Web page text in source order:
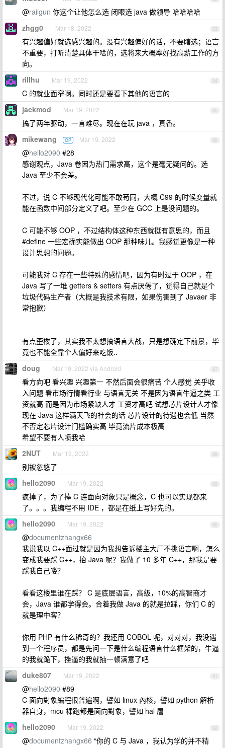
@railgun 你这个让他怎么选 闭眼选 java 做领导 哈哈哈哈
83
zhgg0 Mar 18, 2022
有兴趣偏好就选感兴趣的。没有兴趣偏好的话，不要瞎选；语言
不重要，打听清楚具体干啥的，选将来大概率好找高薪工作的方
向。
84
rillhu Mar 19, 2022
C 的就业面窄啊。同时还是要看下其他的语言的
85
jackmod Mar 19, 2022
搞了两年驱动，一言难尽。现在在玩 java ，真香。
86
mikewang OP Mar 19, 2022
@hello2090 #28
感谢观点，Java 卷因为热门需求高，这个是毫无疑问的。选
Java 至少不会差。
不过，说 C 不够现代化可能不敢苟同，大概 C99 的时候变量就
能在函数中间部分定义了吧。至少在 GCC 上是没问题的。
C 可能不够 OOP ，不过结构体这种东西就挺有意思的，而且
#define 一些宏确实能做出 OOP 那种味儿。我感觉更像是一种
设计思想的问题。
可能我对 C 存在一些特殊的感情吧，因为有时过于 OOP ，在
Java 写了一堆 getters & setters 有点厌倦了，觉得自己就是个
垃圾代码生产者（大概是我技术有限，如果伤害到了 Javaer 非
常抱歉）
有点歪楼了，其实我不太想搞语言大战，只是想确定下前景，毕
竟也不能全靠个人偏好来吃饭..
87
doug Mar 19, 2022 via Android
看方向吧 看兴趣 兴趣第一 不然后面会很痛苦 个人感觉 关乎收
入问题 看市场行情看行业 与语言无关 不是因为语言牛逼之类 工
资就高 而是因为市场紧缺人才 工资才高吧 试想芯片设计人才像
现在 Java 这样满天飞的社会的话 芯片设计的待遇也会低 当然
不否定芯片设计门槛确实高 毕竟流片成本极高
希望不要有人喷我哈
88
2NUT Mar 19, 2022
别被忽悠了
89
hello2090 Mar 19, 2022
疯掉了，为了捧 C 连面向对象只是概念，C 也可以实现都来
了。。。我编程不用 IDE ，都是在纸上写好先的。
90
hello2090 Mar 19, 2022
@documentzhangx66
我说我以 C++面过就是因为我想告诉楼主大厂不挑语言啊，怎么
变成我要踩 C++，抬 Java 呢？我做了 10 多年 C++，那我是要
踩我自己喽？
看看这楼里谁在踩？ C 是底层语言，高级，10%的高智商才
会，Java 谁都学得会。合着我做 Java 的就是拉踩，你们 C 的
就是理中客？
你用 PHP 有什么稀奇的？我还用 COBOL 呢，对对对，我没遇
到一个程序员，都是先问一下是什么编程语言什么框架的，牛逼
的我就跪下，挫逼的我就抽一顿满意了吧
91
duke807 Mar 19, 2022
@hello2090 #89
C 面向對象編程很普遍啊，譬如 linux 內核，譬如 python 解析
器自身，mcu 裸跑都是面向對象，譬如 hal 層
92
hello2090 Mar 19, 2022
@documentzhangx66 “你的 C 与 Java ，我认为学的并不精